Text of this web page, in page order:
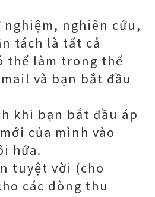
nghiên cứu,
tách là tất cả
thể làm trong thế
và bạn bắt đầu
khi bạn bắt đầu áp
của mình vào
hứa.
tuyệt vời (cho
các dòng thu